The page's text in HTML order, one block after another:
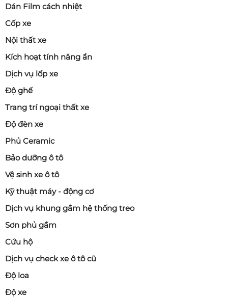
Dán Film cách nhiệt
Cốp xe
Nội thất xe
Kích hoạt tính năng ẩn
Dịch vụ lốp xe
Độ ghế
Trang trí ngoại thất xe
Độ đèn xe
Phủ Ceramic
Bảo dưỡng ô tô
Vệ sinh xe ô tô
Kỹ thuật máy - động cơ
Dịch vụ khung gầm hệ thống treo
Sơn phủ gầm
Cứu hộ
Dịch vụ check xe ô tô cũ
Độ loa
Độ xe